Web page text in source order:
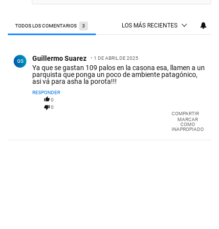
TODOS LOS COMENTARIOS 3 LOS MÁS RECIENTES
GS Guillermo Suarez 1 DE ABRIL DE 2025
Ya que se gastan 109 palos en la casona esa, llamen a un
parquista que ponga un poco de ambiente patagónico,
asi vá para asha la porota!!!
RESPONDER
0
0
COMPARTIR
MARCAR
COMO
INAPROPIADO